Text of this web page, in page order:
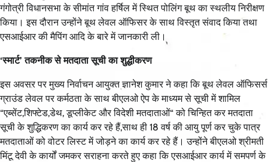
गंगोत्री विधानसभा के सीमांत गांव हर्षिल में स्थित पोलिंग बूथ का स्थलीय निरीक्षण
किया। इस दौरान उन्होंने बूथ लेवल ऑफिसर के साथ विस्तृत संवाद किया तथा
एसआईआर की मैपिंग आदि के बारे में जानकारी ली।
‘स्मार्ट’ तकनीक से मतदाता सूची का शुद्धीकरण
इस अवसर पर मुख्य निर्वाचन आयुक्त ज्ञानेश कुमार ने कहा कि बूथ लेवल ऑफिसर्स
ग्राउंड लेवल पर कर्मठता के साथ बीएलओ ऐप के माध्यम से सूची में शामिल
“एब्सेंट,शिफ्टेड,डेथ, डूप्लीकेट और विदेशी मतदाताओं“ को चिन्हित कर मतदाता
सूची के शुद्धिकरण का कार्य कर रहे हैं,साथ ही 18 वर्ष की आयु पूर्ण कर चुके पात्र
मतदाताओं को वोटर लिस्ट में जोड़ने का कार्य कर रहे हैं। उन्होंने बीएलओ श्रीमती
मिंटू देवी के कार्यों जमकर सराहना करते हुए कहा कि एसआईआर कार्य में समपर्ण के